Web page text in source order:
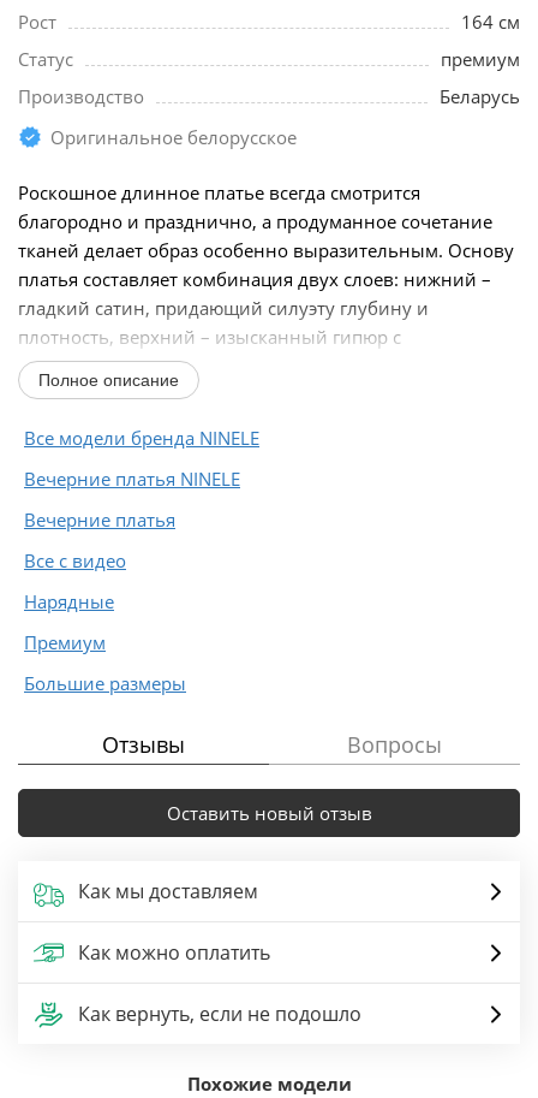
Рост
164 см
Статус
премиум
Производство
Беларусь
Оригинальное белорусское
Роскошное длинное платье всегда смотрится
благородно и празднично, а продуманное сочетание
тканей делает образ особенно выразительным. Основу
платья составляет комбинация двух слоев: нижний –
гладкий сатин, придающий силуэту глубину и
плотность, верхний – изысканный гипюр с
утончённым...
Полное описание
Все модели бренда NINELE
Вечерние платья NINELE
Вечерние платья
Все с видео
Нарядные
Премиум
Большие размеры
Отзывы Вопросы
Оставить новый отзыв
Как мы доставляем
Как можно оплатить
Как вернуть, если не подошло
Похожие модели